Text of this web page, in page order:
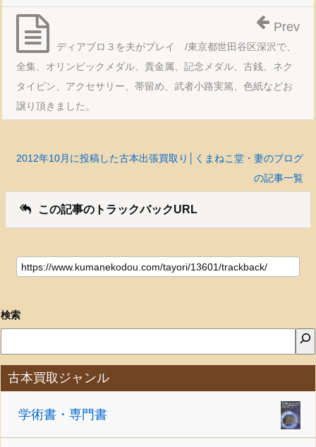
ディアブロ３を夫がプレイ /東京都世田谷区深沢で、
全集、オリンピックメダル、貴金属、記念メダル、古銭、ネク
タイピン、アクセサリー、帯留め、武者小路実篤、色紙などお
譲り頂きました。
Prev
2012年10月に投稿した古本出張買取り│くまねこ堂・妻のブログ
の記事一覧
この記事のトラックバックURL
検索
古本買取ジャンル
学術書・専門書